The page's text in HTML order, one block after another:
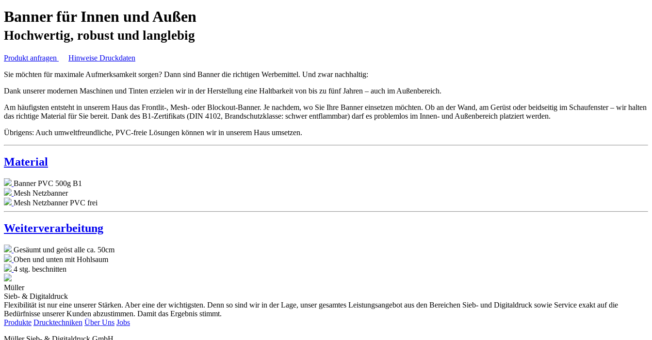
Banner für Innen und Außen
Hochwertig, robust und langlebig
Produkt anfragen
Hinweise Druckdaten
Sie möchten für maximale Aufmerksamkeit sorgen? Dann sind Banner die richtigen Werbemittel. Und zwar nachhaltig:
Dank unserer modernen Maschinen und Tinten erzielen wir in der Herstellung eine Haltbarkeit von bis zu fünf Jahren – auch im Außenbereich.
Am häufigsten entsteht in unserem Haus das Frontlit-, Mesh- oder Blockout-Banner. Je nachdem, wo Sie Ihre Banner einsetzen möchten. Ob an der Wand, am Gerüst oder beidseitig im Schaufenster – wir halten
das richtige Material für Sie bereit. Dank des B1-Zertifikats (DIN 4102, Brandschutzklasse: schwer entflammbar) darf es problemlos im Innen- und Außenbereich platziert werden.
Übrigens: Auch umweltfreundliche, PVC-freie Lösungen können wir in unserem Haus umsetzen.
Material
Banner PVC 500g B1
Mesh Netzbanner
Mesh Netzbanner PVC frei
Weiterverarbeitung
Gesäumt und geöst alle ca. 50cm
Oben und unten mit Hohlsaum
4 stg. beschnitten
Müller
Sieb- & Digitaldruck
Flexibilität ist nur eine unserer Stärken. Aber eine der wichtigsten. Denn so sind wir in der Lage, unser gesamtes Leistungsangebot aus den Bereichen Sieb- und Digitaldruck sowie Service exakt auf die
Bedürfnisse unserer Kunden abzustimmen. Damit das Ergebnis stimmt.
Produkte Drucktechniken Über Uns Jobs